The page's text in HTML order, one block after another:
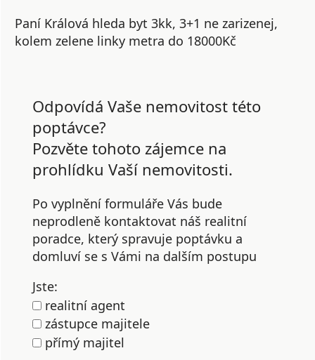
Paní Králová hleda byt 3kk, 3+1 ne zarizenej,
kolem zelene linky metra do 18000Kč
Odpovídá Vaše nemovitost této
poptávce?
Pozvěte tohoto zájemce na
prohlídku Vaší nemovitosti.
Po vyplnění formuláře Vás bude
neprodleně kontaktovat náš realitní
poradce, který spravuje poptávku a
domluví se s Vámi na dalším postupu
Jste:
realitní agent
zástupce majitele
přímý majitel